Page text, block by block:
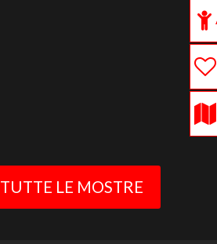
TUTTE LE MOSTRE